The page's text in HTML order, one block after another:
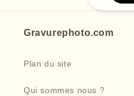
Gravurephoto.com
Plan du site
Qui sommes nous ?